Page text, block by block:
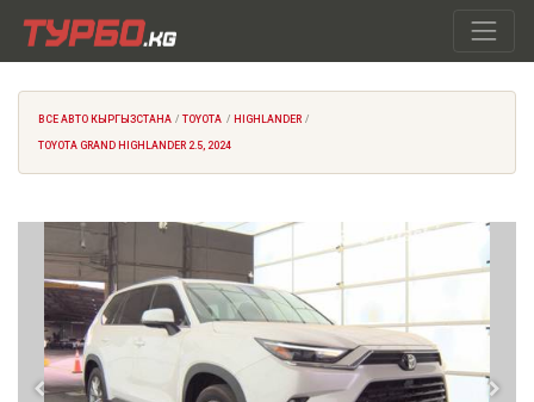
ВСЕ АВТО КЫРГЫЗСТАНА TOYOTA HIGHLANDER
TOYOTA GRAND HIGHLANDER 2.5, 2024